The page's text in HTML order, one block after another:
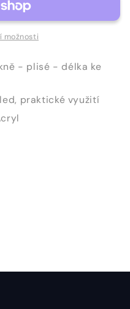
možnosti
- plisé - délka ke
praktické využití